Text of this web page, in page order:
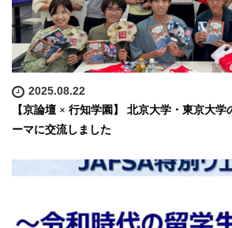
2025.08.22
【京論壇 × 行知学園】 北京大学・東京大
ーマに交流しました